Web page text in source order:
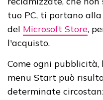
tuo PC, ti portano
del Microsoft Store,
l'acquisto.
Come ogni
menu Start può
determinate